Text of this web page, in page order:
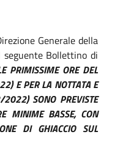
Generale della
seguente Bollettino di
PRIMISSIME ORE DEL
E PER LA NOTTATA E
SONO PREVISTE
MINIME BASSE, CON
DI GHIACCIO SUL